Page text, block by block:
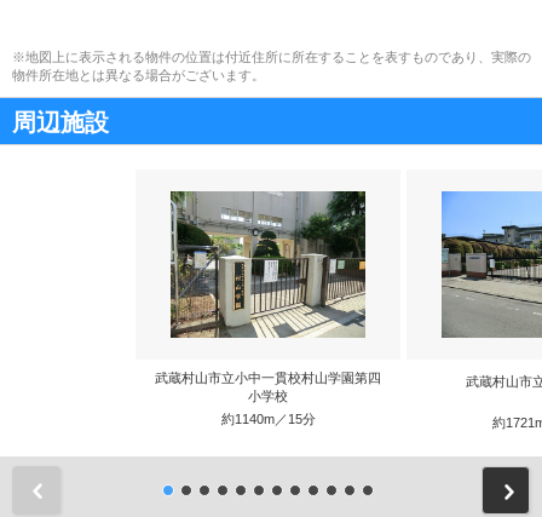
※地図上に表示される物件の位置は付近住所に所在することを表すものであり、実際の
物件所在地とは異なる場合がございます。
周辺施設
武蔵村山市立小中一貫校村山学園第四
小学校
約1140m／15分
武蔵村山市
約